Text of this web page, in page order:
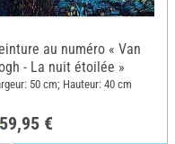
au numéro « Van
- La nuit étoilée »
50 cm; Hauteur: 40 cm
€